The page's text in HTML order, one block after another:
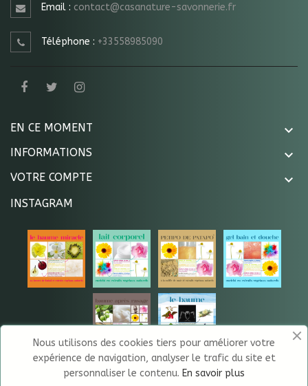
Email : contact@casanature-savonnerie.fr
Téléphone : +33558985090
EN CE MOMENT 
INFORMATIONS 
VOTRE COMPTE 
INSTAGRAM
Nous utilisons des cookies tiers pour améliorer votre
expérience de navigation, analyser le trafic du site et
personnaliser le contenu. En savoir plus